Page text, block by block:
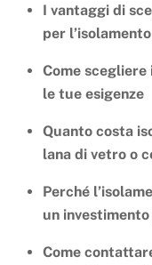
I vantaggi di
per
Come
le tue esigenze
Quanto costa
lana di vetro o
Perché
un
Come